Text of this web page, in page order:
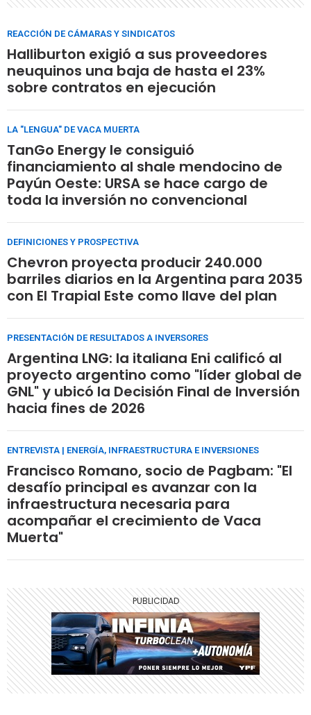
REACCIÓN DE CÁMARAS Y SINDICATOS
Halliburton exigió a sus proveedores
neuquinos una baja de hasta el 23%
sobre contratos en ejecución
LA "LENGUA" DE VACA MUERTA
TanGo Energy le consiguió
financiamiento al shale mendocino de
Payún Oeste: URSA se hace cargo de
toda la inversión no convencional
DEFINICIONES Y PROSPECTIVA
Chevron proyecta producir 240.000
barriles diarios en la Argentina para 2035
con El Trapial Este como llave del plan
PRESENTACIÓN DE RESULTADOS A INVERSORES
Argentina LNG: la italiana Eni calificó al
proyecto argentino como "líder global de
GNL" y ubicó la Decisión Final de Inversión
hacia fines de 2026
ENTREVISTA | ENERGÍA, INFRAESTRUCTURA E INVERSIONES
Francisco Romano, socio de Pagbam: "El
desafío principal es avanzar con la
infraestructura necesaria para
acompañar el crecimiento de Vaca
Muerta"